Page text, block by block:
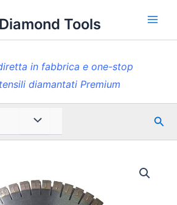
Tools
in fabbrica e one-stop
diamantati Premium
Menu